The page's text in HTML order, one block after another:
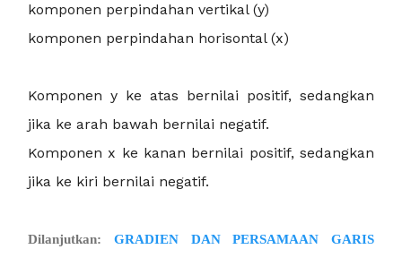
komponen perpindahan vertikal (y)
komponen perpindahan horisontal (x)
Komponen y ke atas bernilai positif, sedangkan
jika ke arah bawah bernilai negatif.
Komponen x ke kanan bernilai positif, sedangkan
jika ke kiri bernilai negatif.
Dilanjutkan: GRADIEN DAN PERSAMAAN GARIS